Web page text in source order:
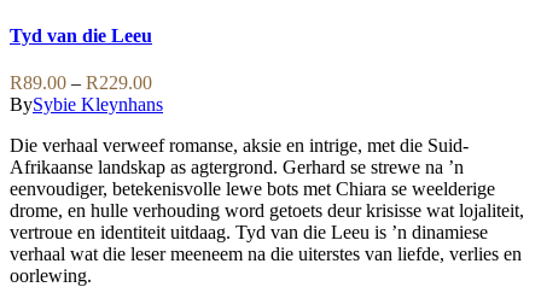
options
may
be
chosen
on
the
product
page
has
multiple
variants.
The
options
may
be
chosen
on
the
product
Tyd van die Leeu
R89.00 – R229.00Price
range:
through
R229.00
BySybie Kleynhans
Die verhaal verweef romanse, aksie en intrige, met die Suid-
Afrikaanse landskap as agtergrond. Gerhard se strewe na ’n
eenvoudiger, betekenisvolle lewe bots met Chiara se weelderige
drome, en hulle verhouding word getoets deur krisisse wat lojaliteit,
vertroue en identiteit uitdaag. Tyd van die Leeu is ’n dinamiese
verhaal wat die leser meeneem na die uiterstes van liefde, verlies en
oorlewing.